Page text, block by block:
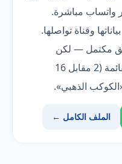
واتساب مباشرة.
وقناة تواصلها.
مكتمل — لكن
تغطيتها أضيق من الأوسع في القائمة (2 مقابل 16
الذهبي».
الملف الكامل ←